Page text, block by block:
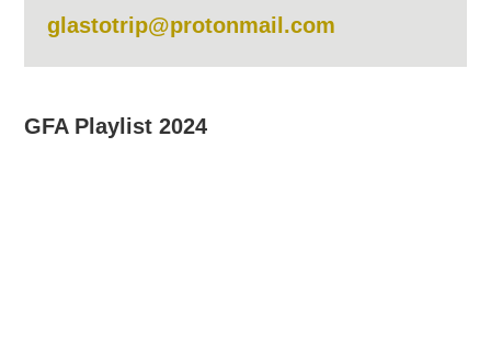
glastotrip@protonmail.com
GFA Playlist 2024